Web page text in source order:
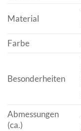
Material
Farbe
Besonderheiten
Abmessungen
(ca.)